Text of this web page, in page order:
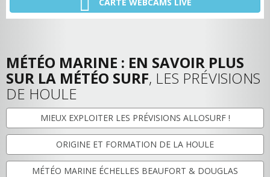
MÉTÉO MARINE : EN SAVOIR PLUS
SUR LA MÉTÉO SURF, LES PRÉVISIONS
DE HOULE
MIEUX EXPLOITER LES PRÉVISIONS ALLOSURF !
ORIGINE ET FORMATION DE LA HOULE
MÉTÉO MARINE ÉCHELLES BEAUFORT & DOUGLAS